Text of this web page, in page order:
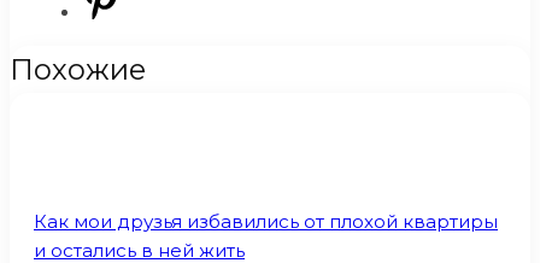
Похожие
Как мои друзья избавились от плохой квартиры
и остались в ней жить